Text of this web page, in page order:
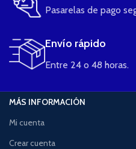
Pasarelas de pago
Envío rápido
Entre 24 o 48 horas.
MÁS INFORMACIÓN
Mi cuenta
Crear cuenta